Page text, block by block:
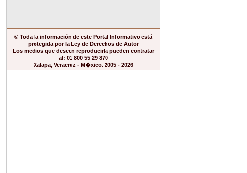
© Toda la información de este Portal Informativo está
protegida por la Ley de Derechos de Autor
Los medios que deseen reproducirla pueden contratar
al: 01 800 55 29 870
Xalapa, Veracruz - M�xico. 2005 - 2026